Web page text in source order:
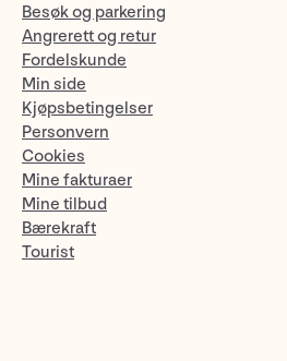
Besøk og parkering
Angrerett og retur
Fordelskunde
Min side
Kjøpsbetingelser
Personvern
Cookies
Mine fakturaer
Mine tilbud
Bærekraft
Tourist